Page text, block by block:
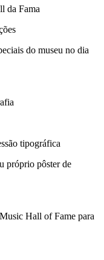
da Fama
do museu no dia
tipográfica
próprio pôster de
Hall of Fame para